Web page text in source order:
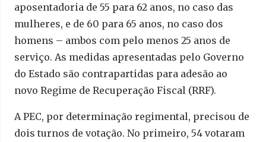
aposentadoria de 55 para 62 anos, no caso das
mulheres, e de 60 para 65 anos, no caso dos
homens – ambos com pelo menos 25 anos de
serviço. As medidas apresentadas pelo Governo
do Estado são contrapartidas para adesão ao
novo Regime de Recuperação Fiscal (RRF).
A PEC, por determinação regimental, precisou de
dois turnos de votação. No primeiro, 54 votaram